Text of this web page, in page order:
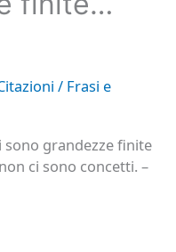
/ Frasi e
sono grandezze finite
ci sono concetti. –